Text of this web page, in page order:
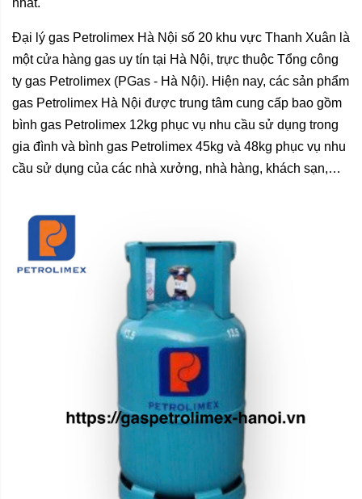
nhất.
Đại lý gas Petrolimex Hà Nội số 20 khu vực Thanh Xuân là
một cửa hàng gas uy tín tại Hà Nội, trực thuộc Tổng công
ty gas Petrolimex (PGas - Hà Nội). Hiện nay, các sản phẩm
gas Petrolimex Hà Nội được trung tâm cung cấp bao gồm
bình gas Petrolimex 12kg phục vụ nhu cầu sử dụng trong
gia đình và bình gas Petrolimex 45kg và 48kg phục vụ nhu
cầu sử dụng của các nhà xưởng, nhà hàng, khách sạn,…